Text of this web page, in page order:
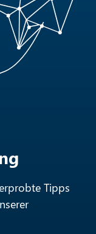
Tipps